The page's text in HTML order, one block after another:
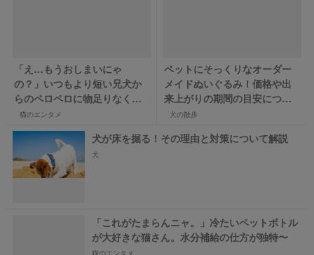
「え…もうおしまいにゃ
の？」いつもより短い兄犬か
らのペロペロに物足りなく感
じる猫くん
猫のエンタメ
ペットにそっくりなオーダー
メイドぬいぐるみ！価格や出
来上がりの期間の目安につい
てもご紹介
犬の散歩
犬が床を掘る！その理由と対策について解説
犬
「これがたまらんニャ。」冷たいペットボトル
が大好きな猫さん。水分補給の仕方が独特〜